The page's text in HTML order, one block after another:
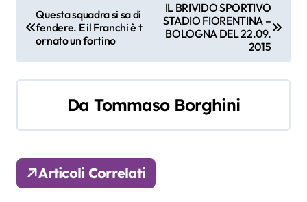
a
v
i
Questa squadra si sa di
fendere. E il Franchi è t
ornato un fortino
IL BRIVIDO SPORTIVO
STADIO FIORENTINA –
BOLOGNA DEL 22.09.
2015
Da Tommaso Borghini
Articoli Correlati